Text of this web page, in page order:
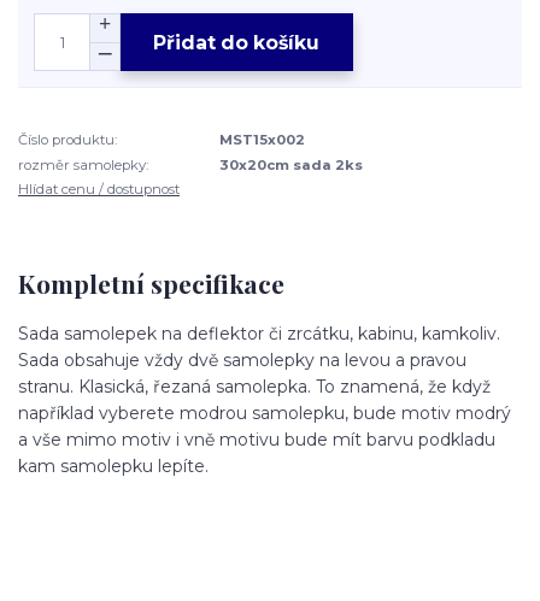
Přidat do košíku
Číslo produktu:
MST15x002
rozměr samolepky:
30x20cm sada 2ks
Hlídat cenu / dostupnost
Kompletní specifikace
Sada samolepek na deflektor či zrcátku, kabinu, kamkoliv.
Sada obsahuje vždy dvě samolepky na levou a pravou
stranu. Klasická, řezaná samolepka. To znamená, že když
například vyberete modrou samolepku, bude motiv modrý
a vše mimo motiv i vně motivu bude mít barvu podkladu
kam samolepku lepíte.